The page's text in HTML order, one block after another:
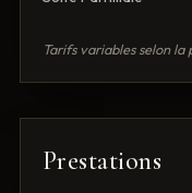
Tarifs variables selon
Prestations